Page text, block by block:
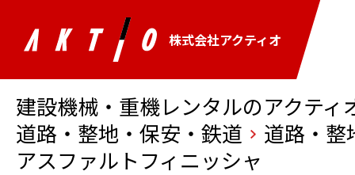
株式会社アクティオ
建設機械・重機レンタルのアクティ
道路・整地・保安・鉄道
道路・整
アスファルトフィニッシャ